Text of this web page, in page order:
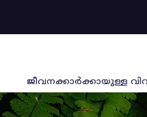
ജീവനക്കാര്‍ക്കായുള്ള